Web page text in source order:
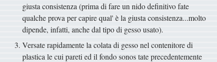
giusta consistenza (prima di fare un nido definitivo fate
qualche prova per capire qual' è la giusta consistenza...molto
dipende, infatti, anche dal tipo di gesso usato).
Versate rapidamente la colata di gesso nel contenitore di
plastica le cui pareti ed il fondo sonos tate precedentemente